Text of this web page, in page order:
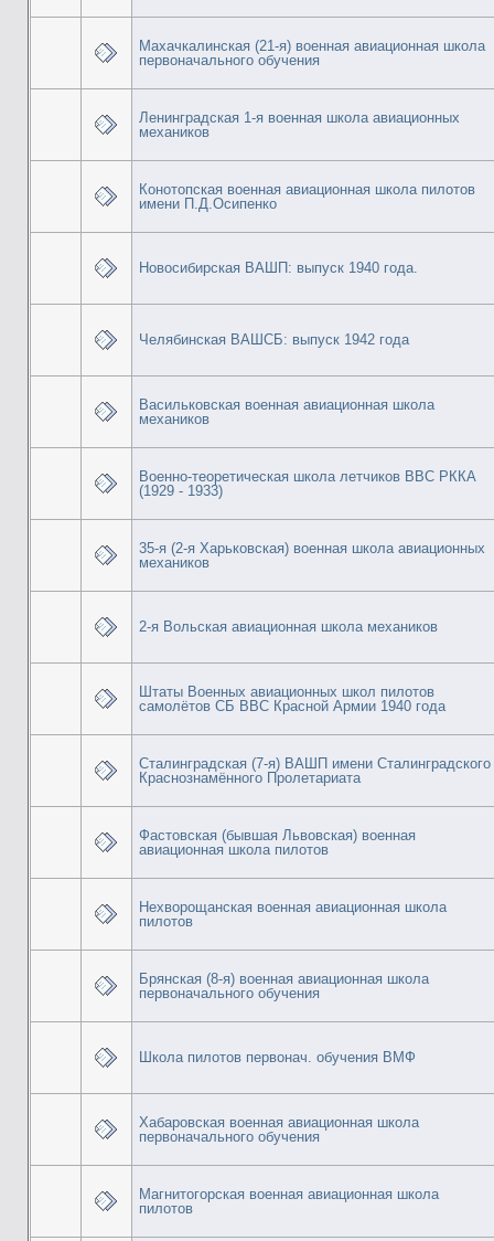
Махачкалинская (21-я) военная авиационная школа
первоначального обучения
Ленинградская 1-я военная школа авиационных
механиков
Конотопская военная авиационная школа пилотов
имени П.Д.Осипенко
Новосибирская ВАШП: выпуск 1940 года.
Челябинская ВАШСБ: выпуск 1942 года
Васильковская военная авиационная школа
механиков
Военно-теоретическая школа летчиков ВВС РККА
(1929 - 1933)
35-я (2-я Харьковская) военная школа авиационных
механиков
2-я Вольская авиационная школа механиков
Штаты Военных авиационных школ пилотов
самолётов СБ ВВС Красной Армии 1940 года
Сталинградская (7-я) ВАШП имени Сталинградского
Краснознамённого Пролетариата
Фастовская (бывшая Львовская) военная
авиационная школа пилотов
Нехворощанская военная авиационная школа
пилотов
Брянская (8-я) военная авиационная школа
первоначального обучения
Школа пилотов первонач. обучения ВМФ
Хабаровская военная авиационная школа
первоначального обучения
Магнитогорская военная авиационная школа
пилотов